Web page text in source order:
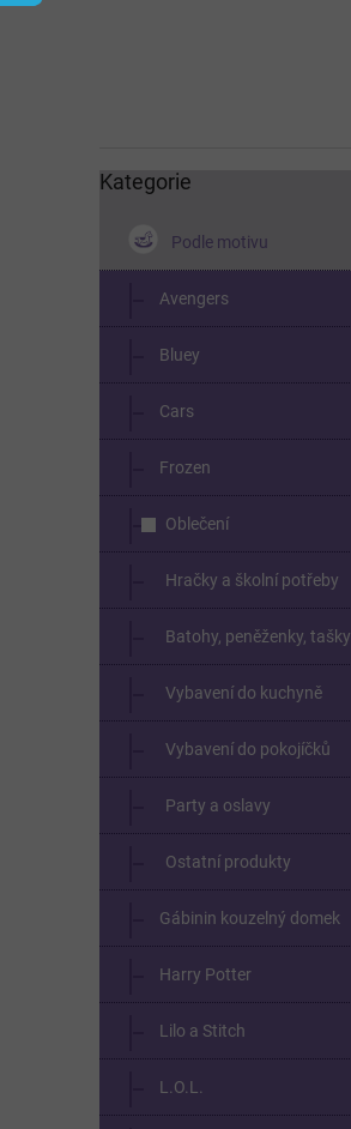
Přeskočit
Kategorie
Podle motivu
Avengers
Bluey
Cars
Frozen
Oblečení
Hračky a školní potřeby
Batohy, peněženky, tašky
Vybavení do kuchyně
Vybavení do pokojíčků
Party a oslavy
Ostatní produkty
Gábinin kouzelný domek
Harry Potter
Lilo a Stitch
L.O.L.